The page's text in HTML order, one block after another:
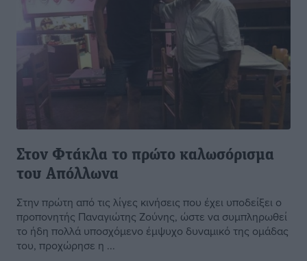
Στον Φτάκλα το πρώτο καλωσόρισμα
του Απόλλωνα
Στην πρώτη από τις λίγες κινήσεις που έχει υποδείξει ο
προπονητής Παναγιώτης Ζούνης, ώστε να συμπληρωθεί
το ήδη πολλά υποσχόμενο έμψυχο δυναμικό της ομάδας
του, προχώρησε η ...